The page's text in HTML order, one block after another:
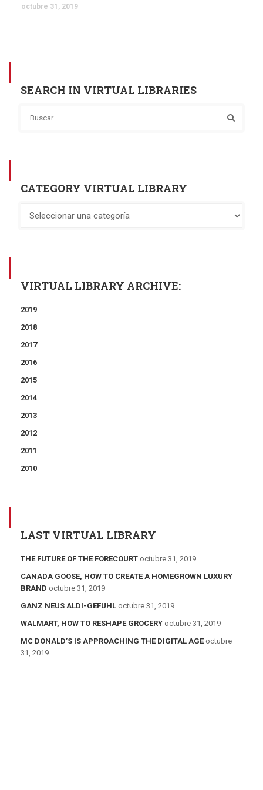
octubre 31, 2019
SEARCH IN VIRTUAL LIBRARIES
CATEGORY VIRTUAL LIBRARY
VIRTUAL LIBRARY ARCHIVE:
2019
2018
2017
2016
2015
2014
2013
2012
2011
2010
LAST VIRTUAL LIBRARY
THE FUTURE OF THE FORECOURT octubre 31, 2019
CANADA GOOSE, HOW TO CREATE A HOMEGROWN LUXURY
BRAND octubre 31, 2019
GANZ NEUS ALDI-GEFUHL octubre 31, 2019
WALMART, HOW TO RESHAPE GROCERY octubre 31, 2019
MC DONALD’S IS APPROACHING THE DIGITAL AGE octubre
31, 2019